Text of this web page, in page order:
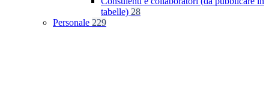
tabelle) 28
Personale 229